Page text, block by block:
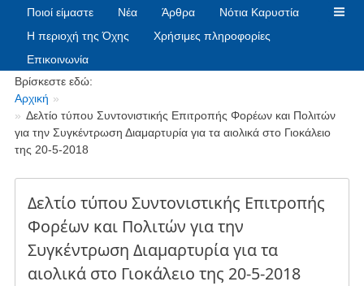
Ποιοί είμαστε Νέα Άρθρα
Νότια Καρυστία
Η περιοχή της Όχης
Χρήσιμες πληροφορίες
Επικοινωνία
Breadcrumbs
Βρίσκεστε εδώ:
Αρχική
Δελτίο τύπου Συντονιστικής Επιτροπής Φορέων και Πολιτών
για την Συγκέντρωση Διαμαρτυρία για τα αιολικά στο Γιοκάλειο
της 20-5-2018
Δελτίο τύπου Συντονιστικής Επιτροπής
Φορέων και Πολιτών για την
Συγκέντρωση Διαμαρτυρία για τα
αιολικά στο Γιοκάλειο της 20-5-2018